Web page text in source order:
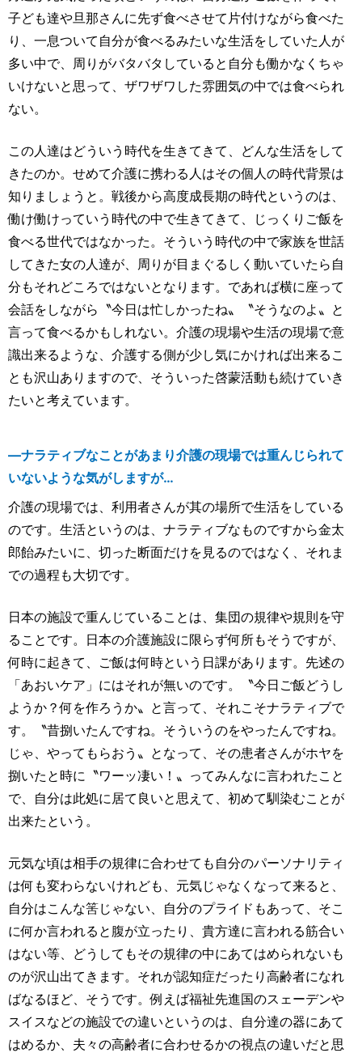
子ども達や旦那さんに先ず食べさせて片付けながら食べた
り、一息ついて自分が食べるみたいな生活をしていた人が
多い中で、周りがバタバタしていると自分も働かなくちゃ
いけないと思って、ザワザワした雰囲気の中では食べられ
ない。
この人達はどういう時代を生きてきて、どんな生活をして
きたのか。せめて介護に携わる人はその個人の時代背景は
知りましょうと。戦後から高度成長期の時代というのは、
働け働けっていう時代の中で生きてきて、じっくりご飯を
食べる世代ではなかった。そういう時代の中で家族を世話
してきた女の人達が、周りが目まぐるしく動いていたら自
分もそれどころではないとなります。であれば横に座って
会話をしながら〝今日は忙しかったね〟〝そうなのよ〟と
言って食べるかもしれない。介護の現場や生活の現場で意
識出来るような、介護する側が少し気にかければ出来るこ
とも沢山ありますので、そういった啓蒙活動も続けていき
たいと考えています。
―ナラティブなことがあまり介護の現場では重んじられて
いないような気がしますが…
介護の現場では、利用者さんが其の場所で生活をしている
のです。生活というのは、ナラティブなものですから金太
郎飴みたいに、切った断面だけを見るのではなく、それま
での過程も大切です。
日本の施設で重んじていることは、集団の規律や規則を守
ることです。日本の介護施設に限らず何所もそうですが、
何時に起きて、ご飯は何時という日課があります。先述の
「あおいケア」にはそれが無いのです。〝今日ご飯どうし
ようか？何を作ろうか〟と言って、それこそナラティブで
す。〝昔捌いたんですね。そういうのをやったんですね。
じゃ、やってもらおう〟となって、その患者さんがホヤを
捌いたと時に〝ワーッ凄い！〟ってみんなに言われたこと
で、自分は此処に居て良いと思えて、初めて馴染むことが
出来たという。
元気な頃は相手の規律に合わせても自分のパーソナリティ
は何も変わらないけれども、元気じゃなくなって来ると、
自分はこんな筈じゃない、自分のプライドもあって、そこ
に何か言われると腹が立ったり、貴方達に言われる筋合い
はない等、どうしてもその規律の中にあてはめられないも
のが沢山出てきます。それが認知症だったり高齢者になれ
ばなるほど、そうです。例えば福祉先進国のスェーデンや
スイスなどの施設での違いというのは、自分達の器にあて
はめるか、夫々の高齢者に合わせるかの視点の違いだと思